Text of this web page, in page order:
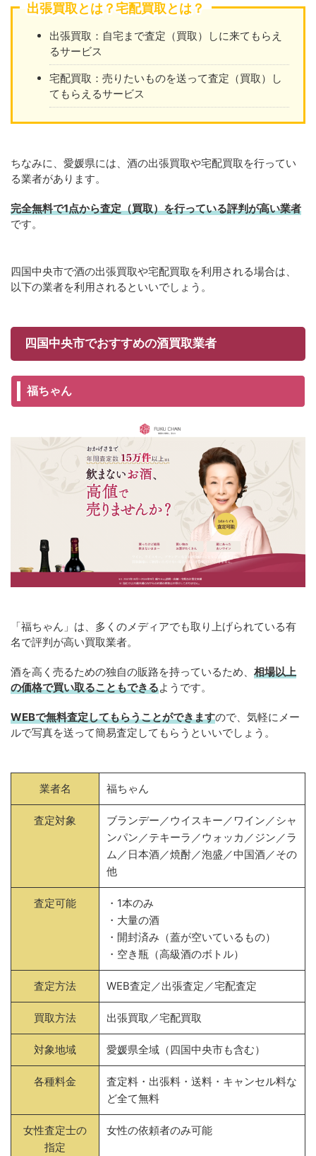
出張買取とは？宅配買取とは？
出張買取：自宅まで査定（買取）しに来てもらえ
るサービス
宅配買取：売りたいものを送って査定（買取）し
てもらえるサービス
ちなみに、愛媛県には、酒の出張買取や宅配買取を行ってい
る業者があります。
完全無料で1点から査定（買取）を行っている評判が高い業者
です。
四国中央市で酒の出張買取や宅配買取を利用される場合は、
以下の業者を利用されるといいでしょう。
四国中央市でおすすめの酒買取業者
福ちゃん
「福ちゃん」は、多くのメディアでも取り上げられている有
名で評判が高い買取業者。
酒を高く売るための独自の販路を持っているため、 相場以上
の価格で買い取ることもできるようです。
WEBで無料査定してもらうことができますので、気軽にメー
ルで写真を送って簡易査定してもらうといいでしょう。
業者名 福ちゃん
査定対象
ブランデー／ウイスキー／ワイン／シャ
ンパン／テキーラ／ウォッカ／ジン／ラ
ム／日本酒／焼酎／泡盛／中国酒／その
他
査定可能
・1本のみ
・大量の酒
・開封済み（蓋が空いているもの）
・空き瓶（高級酒のボトル）
査定方法 WEB査定／出張査定／宅配査定
買取方法 出張買取／宅配買取
対象地域 愛媛県全域（四国中央市も含む）
各種料金
査定料・出張料・送料・キャンセル料な
ど全て無料
女性査定士の
指定
女性の依頼者のみ可能